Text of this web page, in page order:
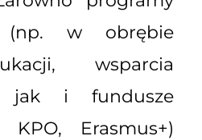
(np. w obrębie
wsparcia
jak i fundusze
KPO, Erasmus+)